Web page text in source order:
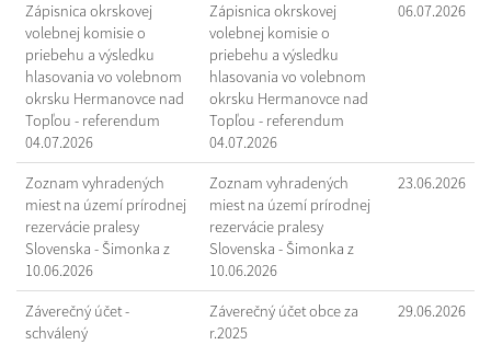
Zápisnica okrskovej
volebnej komisie o
priebehu a výsledku
hlasovania vo volebnom
okrsku Hermanovce nad
Topľou - referendum
04.07.2026
Zápisnica okrskovej
volebnej komisie o
priebehu a výsledku
hlasovania vo volebnom
okrsku Hermanovce nad
Topľou - referendum
04.07.2026
06.07.2026
Zoznam vyhradených
miest na území prírodnej
rezervácie pralesy
Slovenska - Šimonka z
10.06.2026
Zoznam vyhradených
miest na území prírodnej
rezervácie pralesy
Slovenska - Šimonka z
10.06.2026
23.06.2026
Záverečný účet -
schválený
Záverečný účet obce za
r.2025
29.06.2026